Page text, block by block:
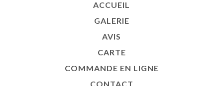
ACCUEIL
GALERIE
AVIS
CARTE
COMMANDE EN LIGNE
CONTACT